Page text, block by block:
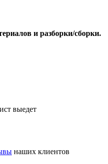
и разборки/сборки.
выедет
наших клиентов